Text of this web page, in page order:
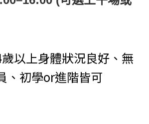
以上身體狀況良好、無
、初學or進階皆可